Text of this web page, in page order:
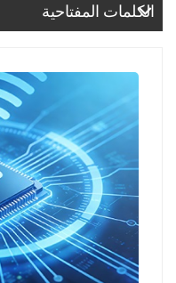
Español
عربي
日语
한국어
Türk
الكلمات المفتاحية